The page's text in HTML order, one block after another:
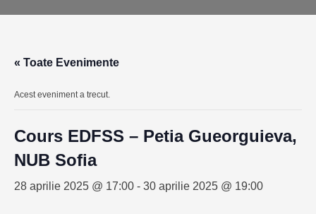
« Toate Evenimente
Acest eveniment a trecut.
Cours EDFSS – Petia Gueorguieva,
NUB Sofia
28 aprilie 2025 @ 17:00 - 30 aprilie 2025 @ 19:00